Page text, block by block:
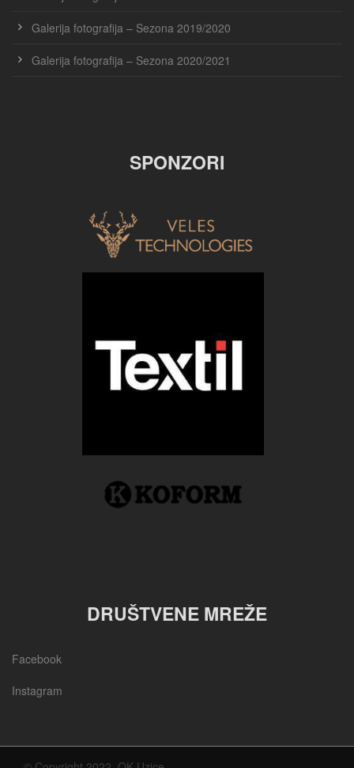
Galerija fotografija – Sezona 2019/2020
Galerija fotografija – Sezona 2020/2021
SPONZORI
DRUŠTVENE MREŽE
Facebook
Instagram